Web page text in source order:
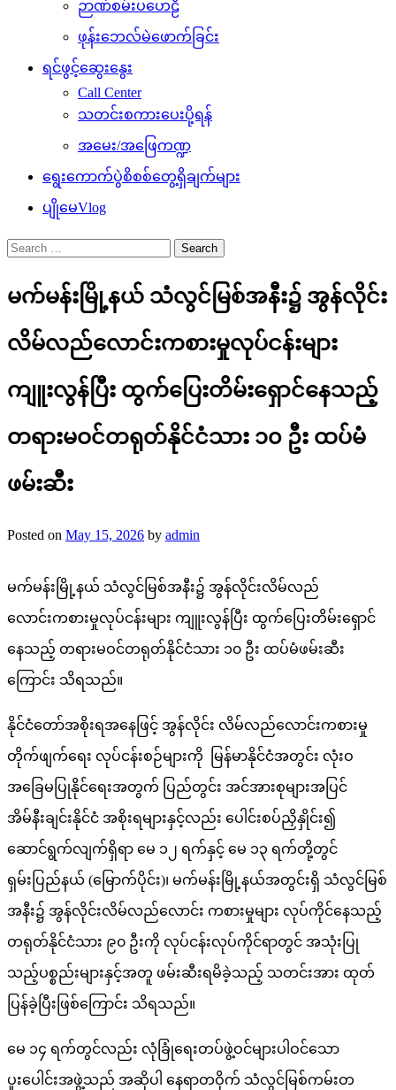
ဉာဏ်စမ်းပဟေဠိ
ဖုန်းဘေလ်မဲဖောက်ခြင်း
ရင်ဖွင့်ဆွေးနွေး
Call Center
သတင်းစကားပေးပို့ရန်
အမေး/အဖြေကဏ္ဍ
ရွေးကောက်ပွဲစိစစ်တွေ့ရှိချက်များ
ပျိုမေVlog
Search
for:
မက်မန်းမြို့နယ် သံလွင်မြစ်အနီး၌ အွန်လိုင်း
လိမ်လည်လောင်းကစားမှုလုပ်ငန်းများ
ကျူးလွန်ပြီး ထွက်ပြေးတိမ်းရှောင်နေသည့်
တရားမဝင်တရုတ်နိုင်ငံသား ၁၀ ဦး ထပ်မံ
ဖမ်း‌ဆီး
Posted on May 15, 2026 by admin
မက်မန်းမြို့နယ် သံလွင်မြစ်အနီး၌ အွန်လိုင်းလိမ်လည်
လောင်းကစားမှုလုပ်ငန်းများ ကျူးလွန်ပြီး ထွက်ပြေးတိမ်းရှောင်
နေသည့် တရားမဝင်တရုတ်နိုင်ငံသား ၁၀ ဦး ထပ်မံဖမ်း‌ဆီး
ကြောင်း သိရသည်။
နိုင်ငံတော်အစိုးရအနေဖြင့် အွန်လိုင်း လိမ်လည်လောင်းကစားမှု
တိုက်ဖျက်ရေး လုပ်ငန်းစဉ်များကို မြန်မာနိုင်ငံအတွင်း လုံးဝ
အခြေမပြုနိုင်ရေးအတွက် ပြည်တွင်း အင်အားစုများအပြင်
အိမ်နီးချင်းနိုင်ငံ အစိုးရများနှင့်လည်း ပေါင်းစပ်ညှိနှိုင်း၍
ဆောင်ရွက်လျက်ရှိရာ မေ ၁၂ ရက်နှင့် မေ ၁၃ ရက်တို့တွင်
ရှမ်းပြည်နယ် (မြောက်ပိုင်း)၊ မက်မန်းမြို့နယ်အတွင်းရှိ သံလွင်မြစ်
အနီး၌ အွန်လိုင်းလိမ်လည်လောင်း ကစားမှုများ လုပ်ကိုင်နေသည့်
တရုတ်နိုင်ငံသား ၉၀ ဦးကို လုပ်ငန်းလုပ်ကိုင်ရာတွင် အသုံးပြု
သည့်ပစ္စည်းများနှင့်အတူ ဖမ်းဆီးရမိခဲ့သည့် သတင်းအား ထုတ်
ပြန်ခဲ့ပြီးဖြစ်ကြောင်း သိရသည်။
မေ ၁၄ ရက်တွင်လည်း လုံခြုံရေးတပ်ဖွဲ့ဝင်များပါဝင်သော
ပူးပေါင်းအဖွဲ့သည် အဆိုပါ နေရာတဝိုက် သံလွင်မြစ်ကမ်းတ